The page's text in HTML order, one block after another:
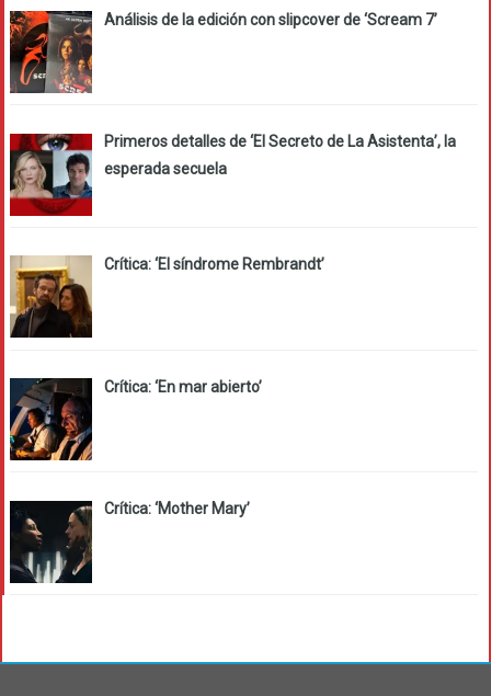
Análisis de la edición con slipcover de ‘Scream 7’
Primeros detalles de ‘El Secreto de La Asistenta’, la
esperada secuela
Crítica: ‘El síndrome Rembrandt’
Crítica: ‘En mar abierto’
Crítica: ‘Mother Mary’